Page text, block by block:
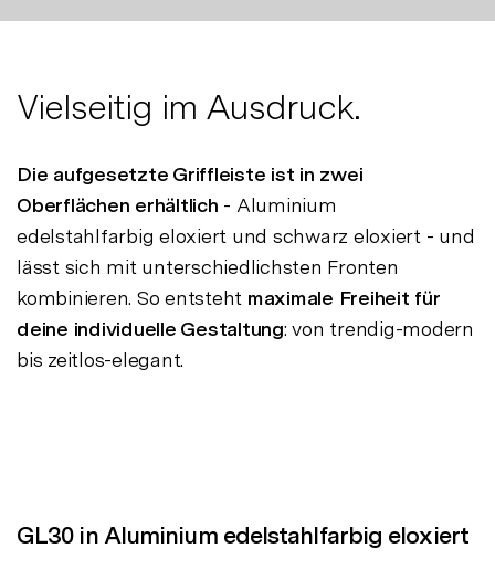
Vielseitig im Ausdruck.
Die aufgesetzte Griffleiste ist in zwei
Oberflächen erhältlich - Aluminium
edelstahlfarbig eloxiert und schwarz eloxiert - und
lässt sich mit unterschiedlichsten Fronten
kombinieren. So entsteht maximale Freiheit für
deine individuelle Gestaltung: von trendig-modern
bis zeitlos-elegant.
GL30 in Aluminium edelstahlfarbig eloxiert